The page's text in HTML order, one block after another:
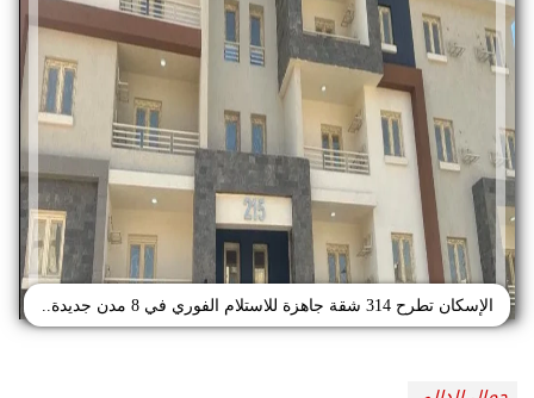
الإسكان تطرح 314 شقة جاهزة للاستلام الفوري في 8 مدن جديدة..